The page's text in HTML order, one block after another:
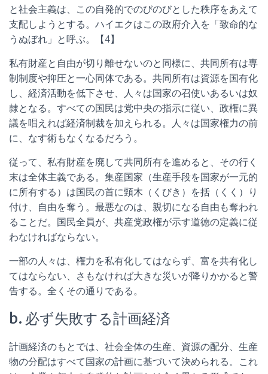
と社会主義は、この自発的でのびのびとした秩序をあえて
支配しようとする。ハイエクはこの政府介入を「致命的な
うぬぼれ」と呼ぶ。【4】
私有財産と自由が切り離せないのと同様に、共同所有は専
制制度や抑圧と一心同体である。共同所有は資源を国有化
し、経済活動を低下させ、人々は国家の召使いあるいは奴
隷となる。すべての国民は党中央の指示に従い、政権に異
議を唱えれば経済制裁を加えられる。人々は国家権力の前
に、なす術もなくなるだろう。
従って、私有財産を廃して共同所有を進めると、その行く
末は全体主義である。集産国家（生産手段を国家が一元的
に所有する）は国民の首に頸木（くびき）を括（くく）り
付け、自由を奪う。最悪なのは、親切になる自由も奪われ
ることだ。国民全員が、共産党政権が示す道徳の定義に従
わなければならない。
一部の人々は、権力を私有化してはならず、富を共有化し
てはならない、さもなければ大きな災いが降りかかると警
告する。全くその通りである。
b. 必ず失敗する計画経済
計画経済のもとでは、社会全体の生産、資源の配分、生産
物の分配はすべて国家の計画に基づいて決められる。これ